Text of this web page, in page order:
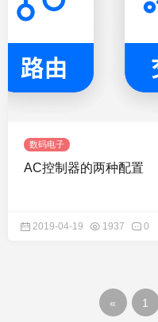
数码电子
AC控制器的两种配置
2019-04-19 1937 0
« 1